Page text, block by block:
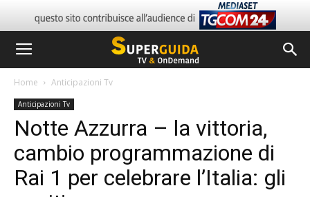
Home Anticipazioni Tv
Anticipazioni Tv
Notte Azzurra – la vittoria,
cambio programmazione di
Rai 1 per celebrare l’Italia: gli